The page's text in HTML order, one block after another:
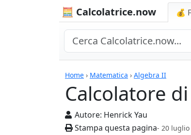
🧮 Calcolatrice.now 💰
Home › Matematica › Algebra II
Calcolatore
Autore: Henrick Yau
Stampa questa pagina- 20 luglio
Calcolatrici